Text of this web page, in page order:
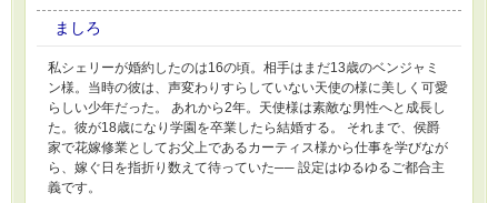
ましろ
私シェリーが婚約したのは16の頃。相手はまだ13歳のベンジャミ
ン様。当時の彼は、声変わりすらしていない天使の様に美しく可愛
らしい少年だった。 あれから2年。天使様は素敵な男性へと成長し
た。彼が18歳になり学園を卒業したら結婚する。 それまで、侯爵
家で花嫁修業としてお父上であるカーティス様から仕事を学びなが
ら、嫁ぐ日を指折り数えて待っていた── 設定はゆるゆるご都合主
義です。